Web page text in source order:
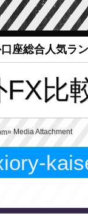
座総合人気ラ
FX比
» Media Attachment